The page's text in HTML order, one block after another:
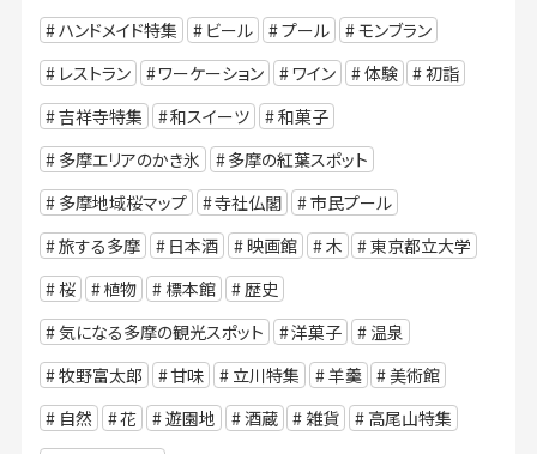
ハンドメイド特集
ビール プール
モンブラン
レストラン
ワーケーション ワイン 体験
初詣
吉祥寺特集
和スイーツ
和菓子
多摩エリアのかき氷
多摩の紅葉スポット
多摩地域桜マップ
寺社仏閣
市民プール
旅する多摩
日本酒 映画館 木
東京都立大学
桜
植物 標本館
歴史
気になる多摩の観光スポット
洋菓子
温泉
牧野富太郎
甘味 立川特集 羊羹
美術館
自然
花 遊園地 酒蔵 雑貨
高尾山特集